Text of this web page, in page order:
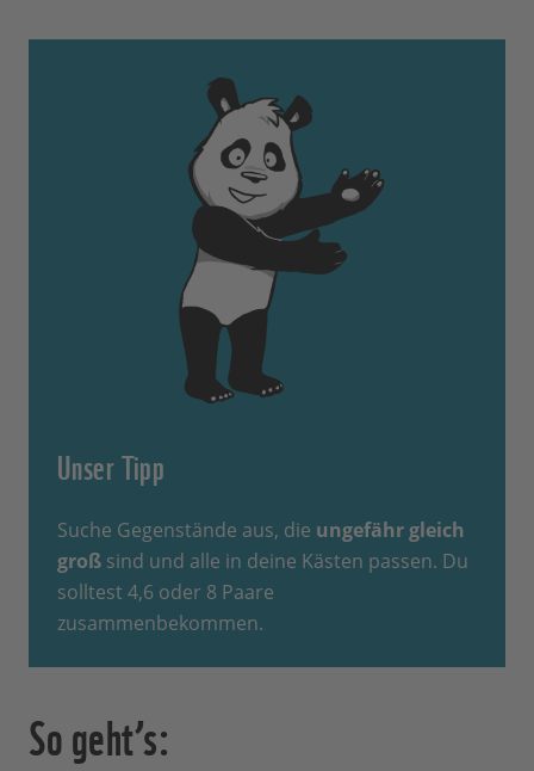
Unser Tipp
Suche Gegenstände aus, die ungefähr gleich
groß sind und alle in deine Kästen passen. Du
solltest 4,6 oder 8 Paare
zusammenbekommen.
So geht’s: